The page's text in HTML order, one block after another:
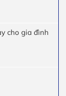
cho gia đình